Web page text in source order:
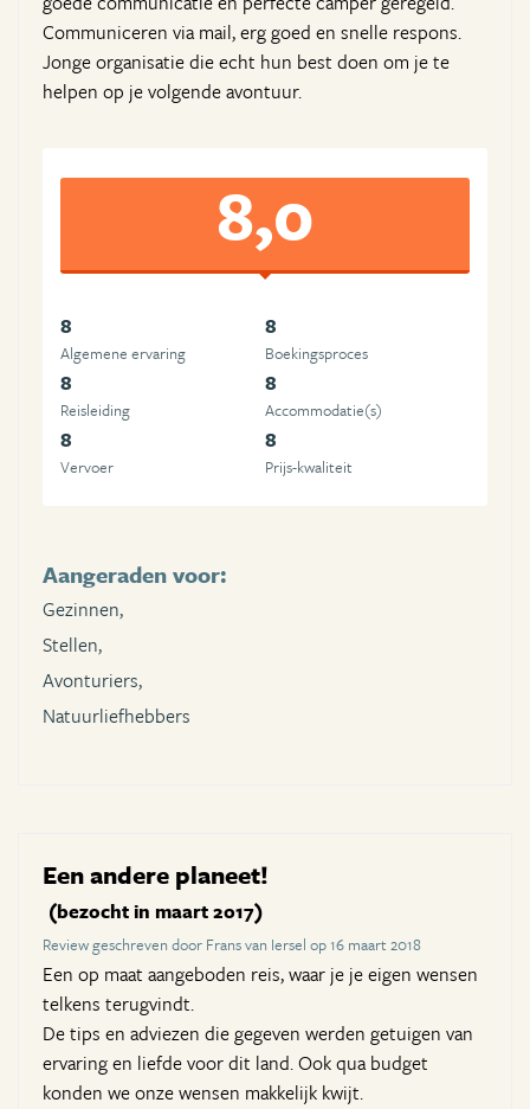
Communiceren via mail, erg goed en snelle respons.
Jonge organisatie die echt hun best doen om je te
helpen op je volgende avontuur.
8,0
8
Algemene ervaring
8
Boekingsproces
8
Reisleiding
8
Accommodatie(s)
8
Vervoer
8
Prijs-kwaliteit
Aangeraden voor:
Gezinnen,
Stellen,
Avonturiers,
Natuurliefhebbers
Een andere planeet!
(bezocht in maart 2017)
Review geschreven door Frans van Iersel op 16 maart 2018
Een op maat aangeboden reis, waar je je eigen wensen
telkens terugvindt.
De tips en adviezen die gegeven werden getuigen van
ervaring en liefde voor dit land. Ook qua budget
konden we onze wensen makkelijk kwijt.